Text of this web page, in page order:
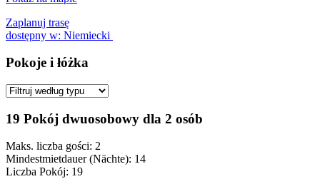
Zaplanuj trasę
dostępny w: Niemiecki
Pokoje i łóżka
19 Pokój dwuosobowy dla 2 osób
Maks. liczba gości: 2
Mindestmietdauer (Nächte): 14
Liczba Pokój: 19